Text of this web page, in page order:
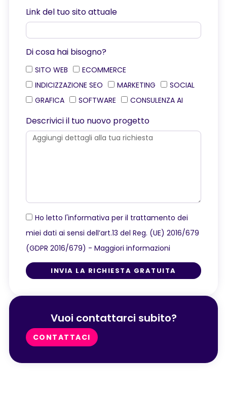
Link del tuo sito attuale
Di cosa hai bisogno?
SITO WEB
ECOMMERCE
INDICIZZAZIONE SEO
MARKETING
SOCIAL
GRAFICA
SOFTWARE CONSULENZA AI
Descrivici il tuo nuovo progetto
Ho letto l'informativa per il trattamento dei
miei dati ai sensi dell’art.13 del Reg. (UE) 2016/679
(GDPR 2016/679) - Maggiori informazioni
INVIA LA RICHIESTA GRATUITA
Vuoi contattarci subito?
CONTATTACI